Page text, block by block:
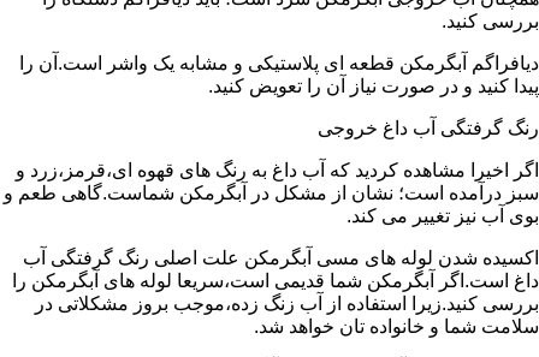
بررسی کنید.
دیافراگم آبگرمکن قطعه ای پلاستیکی و مشابه یک واشر است.آن را
پیدا کنید و در صورت نیاز آن را تعویض کنید.
رنگ گرفتگی آب داغ خروجی
اگر اخیرا مشاهده کردید که آب داغ به رنگ های قهوه ای،قرمز،زرد و
سبز درآمده است؛ نشان از مشکل در آبگرمکن شماست.گاهی طعم و
بوی آب نیز تغییر می کند.
اکسیده شدن لوله های مسی آبگرمکن علت اصلی رنگ گرفتگی آب
داغ است.اگر آبگرمکن شما قدیمی است،سریعا لوله های آبگرمکن را
بررسی کنید.زیرا استفاده از آب زنگ زده،موجب بروز مشکلاتی در
سلامت شما و خانواده تان خواهد شد.